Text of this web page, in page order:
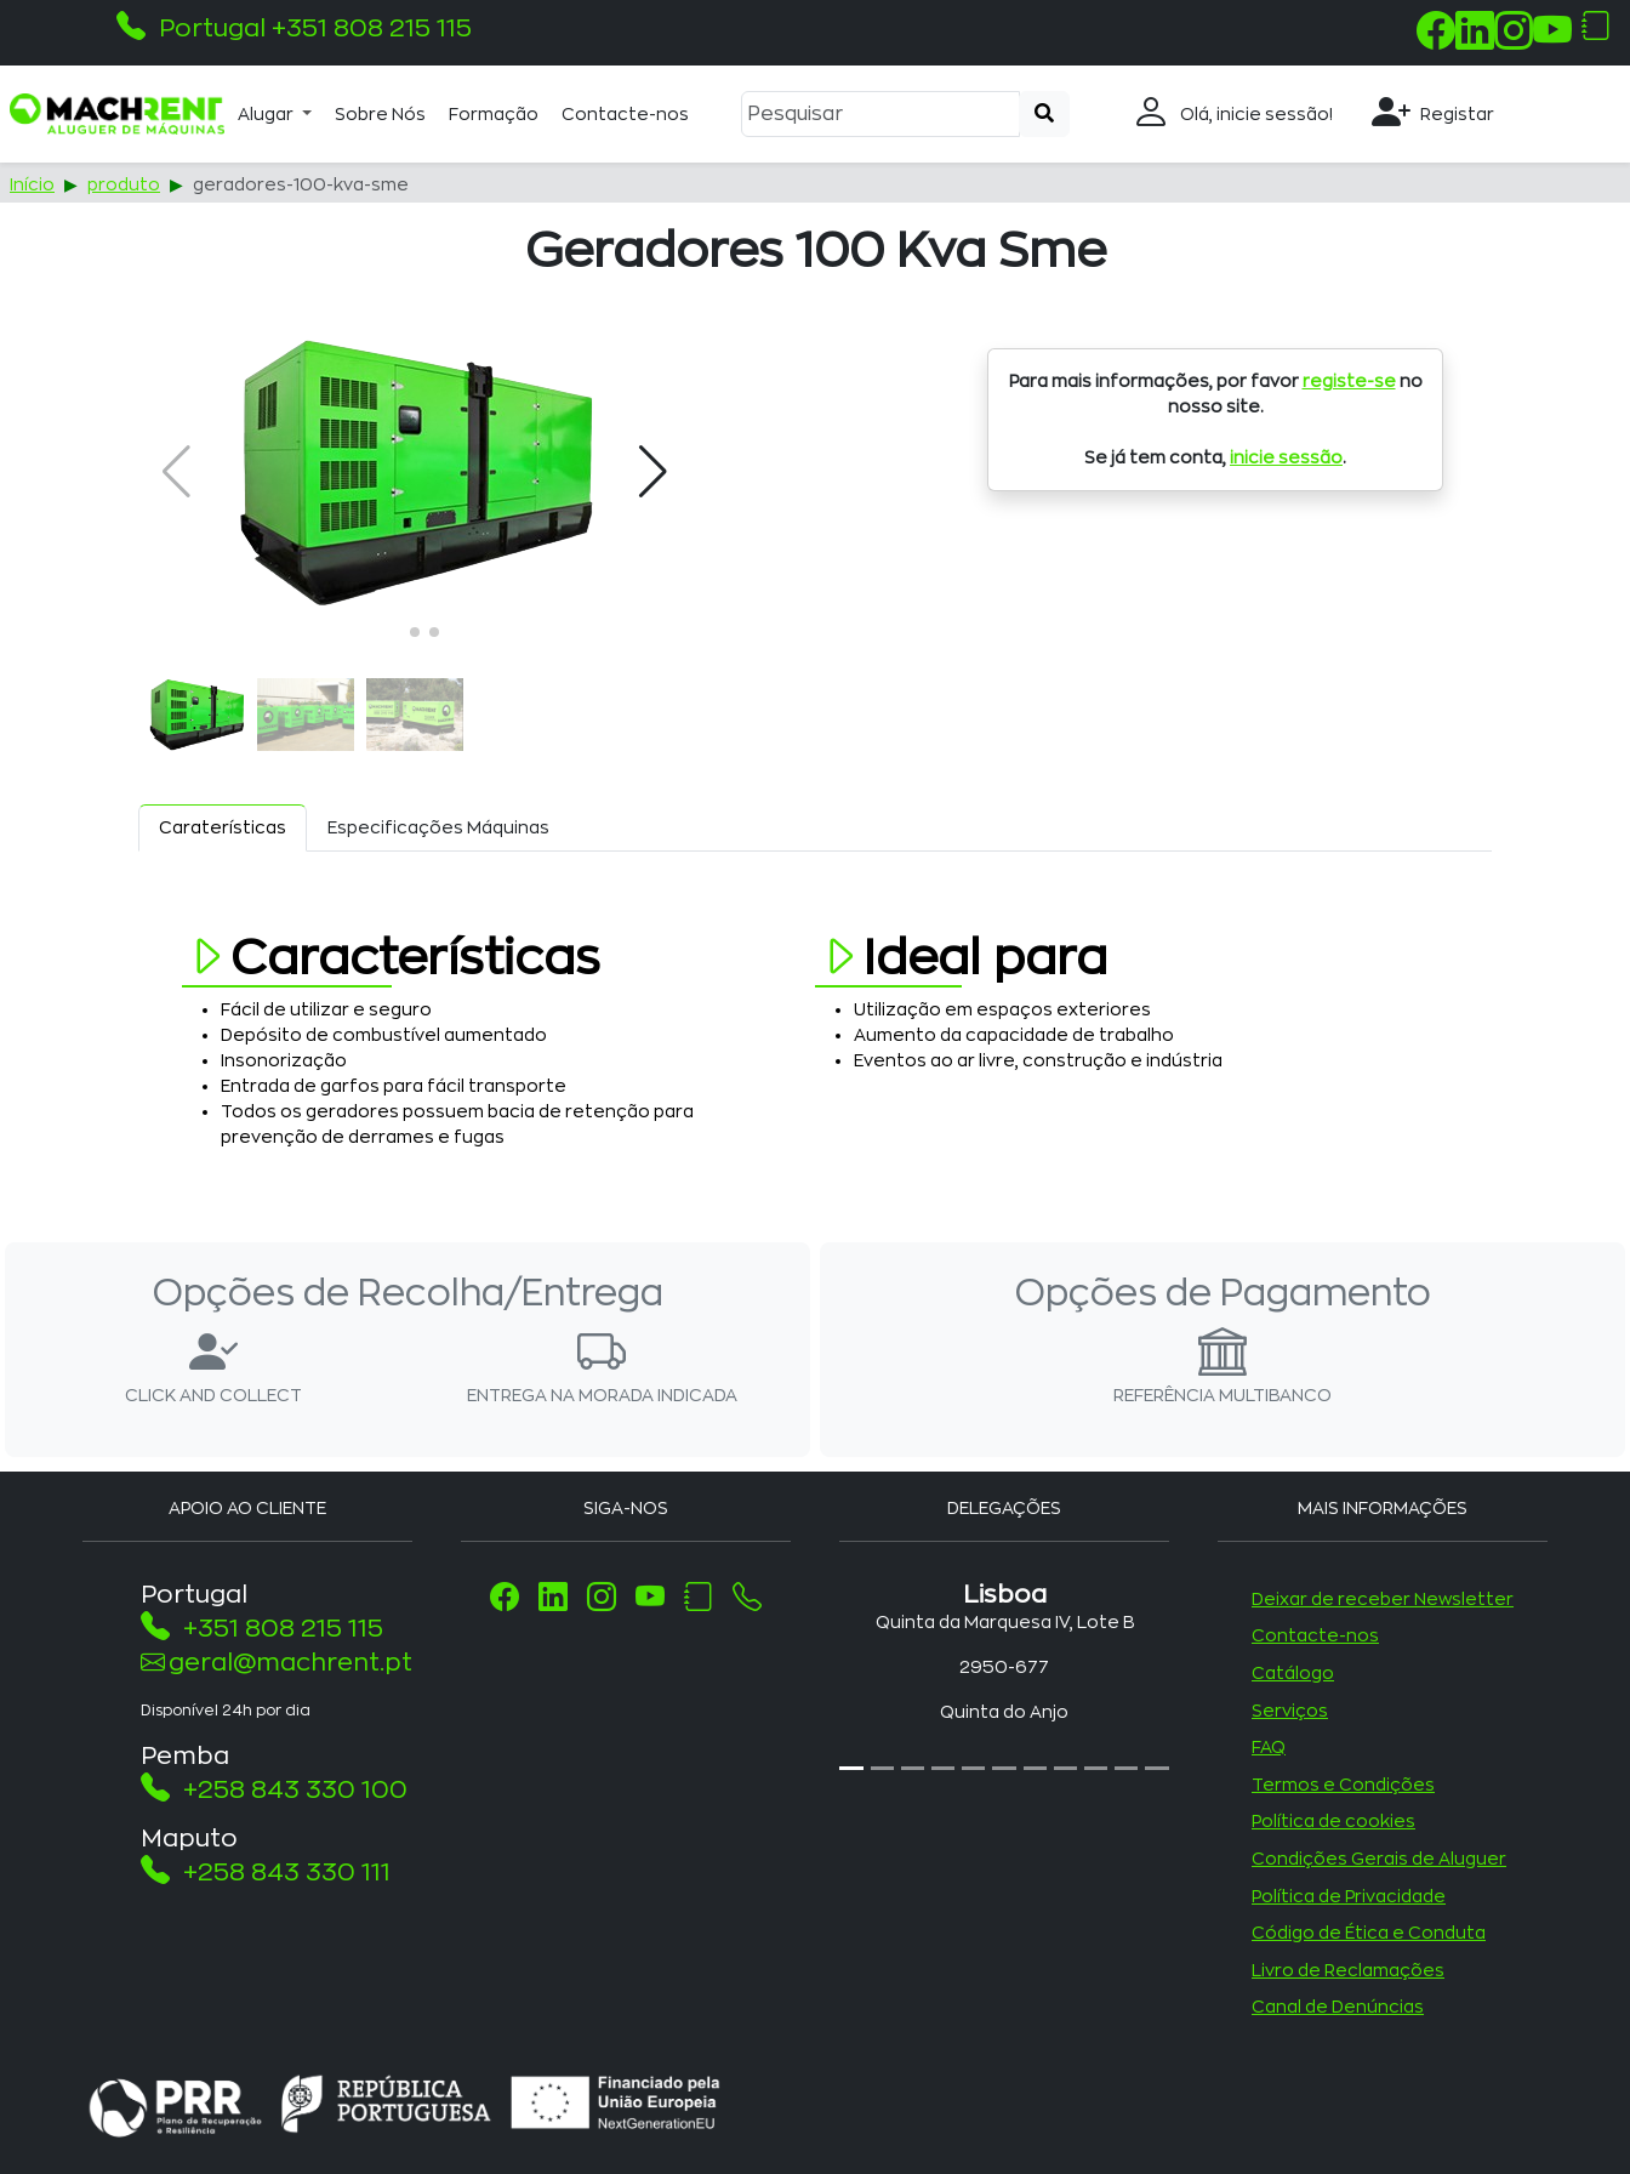
Portugal +351 808 215 115
Alugar Sobre Nós Formação Contacte-nos Olá, inicie sessão! Registar
Início produto geradores-100-kva-sme
Geradores 100 Kva Sme
Para mais informações, por favor registe-seno
nosso site.
Se já tem conta, inicie sessão.
Caraterísticas Especificações Máquinas
Características
Fácil de utilizar e seguro
Depósito de combustível aumentado
Insonorização
Entrada de garfos para fácil transporte
Todos os geradores possuem bacia de retenção para
prevenção de derrames e fugas
Ideal para
Utilização em espaços exteriores
Aumento da capacidade de trabalho
Eventos ao ar livre, construção e indústria
Opções de Recolha/Entrega
CLICK AND COLLECT ENTREGA NA MORADA INDICADA
Opções de Pagamento
REFERÊNCIA MULTIBANCO
APOIO AO CLIENTE
Portugal
+351 808 215 115
geral@machrent.pt
Disponível 24h por dia
Pemba
+258 843 330 100
Maputo
+258 843 330 111
SIGA-NOS DELEGAÇÕES
Lisboa
Quinta da Marquesa IV, Lote B
2950-677
Quinta do Anjo
MAIS INFORMAÇÕES
Deixar de receber Newsletter
Contacte-nos
Catálogo
Serviços
FAQ
Termos e Condições
Política de cookies
Condições Gerais de Aluguer
Política de Privacidade
Código de Ética e Conduta
Livro de Reclamações
Canal de Denúncias